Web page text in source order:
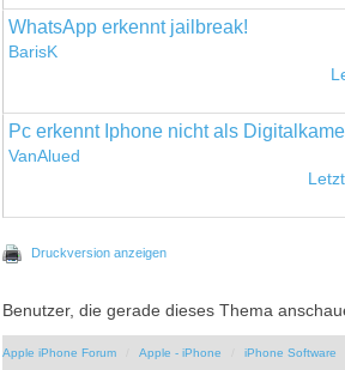
WhatsApp erkennt jailbreak!
BarisK
Pc erkennt Iphone nicht als
VanAlued
Druckversion anzeigen
Benutzer, die gerade dieses Thema
Apple iPhone Forum Apple - iPhone iPhone Software